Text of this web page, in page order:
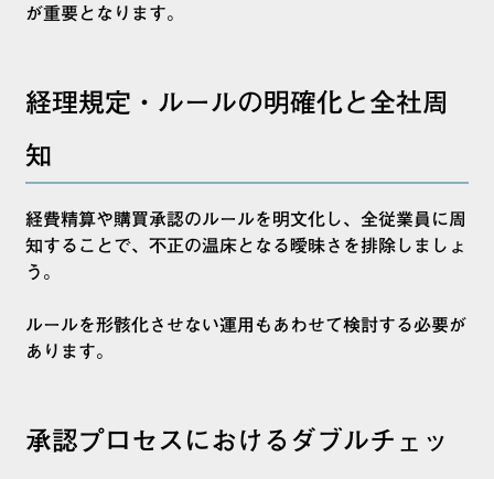
が重要となります。
経理規定・ルールの明確化と全社周
知
経費精算や購買承認のルールを明文化し、全従業員に周
知することで、不正の温床となる曖昧さを排除しましょ
う。
ルールを形骸化させない運用もあわせて検討する必要が
あります。
承認プロセスにおけるダブルチェッ